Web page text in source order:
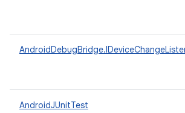
AndroidJUnitTest